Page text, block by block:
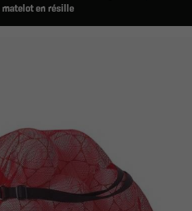
matelot en résille